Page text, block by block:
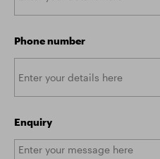
Phone number
Enquiry